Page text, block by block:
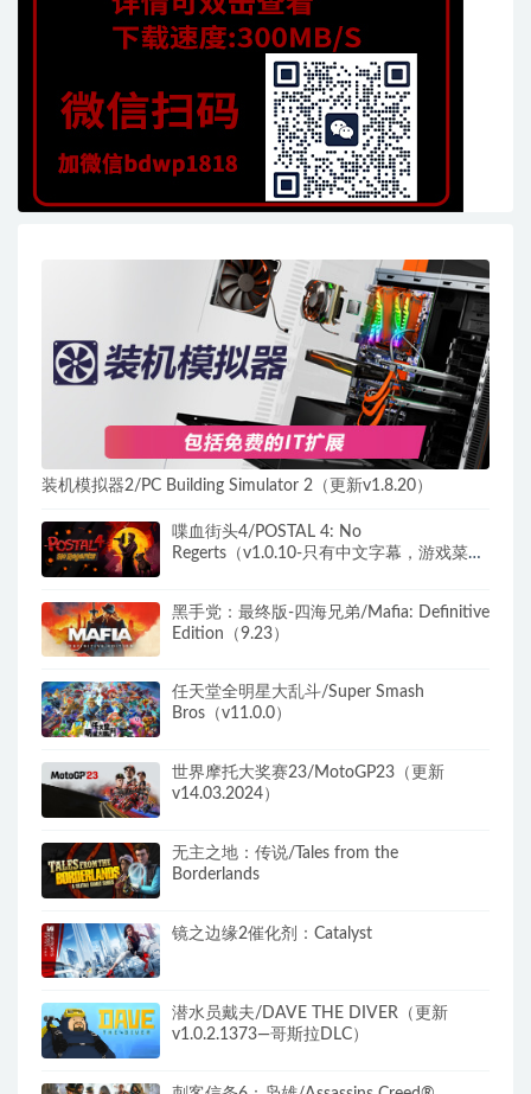
装机模拟器2/PC Building Simulator 2（更新v1.8.20）
喋血街头4/POSTAL 4: No
Regerts（v1.0.10-只有中文字幕，游戏菜单
黑手党：最终版-四海兄弟/Mafia: Definitive
Edition（9.23）
任天堂全明星大乱斗/Super Smash
Bros（v11.0.0）
世界摩托大奖赛23/MotoGP23（更新
v14.03.2024）
无主之地：传说/Tales from the
Borderlands
镜之边缘2催化剂：Catalyst
潜水员戴夫/DAVE THE DIVER（更新
v1.0.2.1373—哥斯拉DLC）